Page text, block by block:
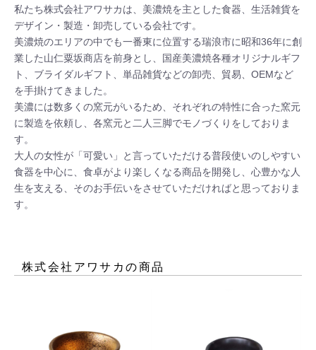
私たち株式会社アワサカは、美濃焼を主とした食器、生活雑貨を
デザイン・製造・卸売している会社です。
美濃焼のエリアの中でも一番東に位置する瑞浪市に昭和36年に創
業した山仁粟坂商店を前身とし、国産美濃焼各種オリジナルギフ
ト、ブライダルギフト、単品雑貨などの卸売、貿易、OEMなど
を手掛けてきました。
美濃には数多くの窯元がいるため、それぞれの特性に合った窯元
に製造を依頼し、各窯元と二人三脚でモノづくりをしておりま
す。
大人の女性が「可愛い」と言っていただける普段使いのしやすい
食器を中心に、食卓がより楽しくなる商品を開発し、心豊かな人
生を支える、そのお手伝いをさせていただければと思っておりま
す。
株式会社アワサカの商品